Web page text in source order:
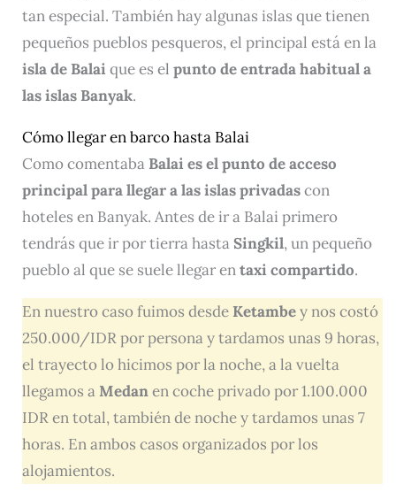
tan especial. También hay algunas islas que tienen
pequeños pueblos pesqueros, el principal está en la
isla de Balai que es el punto de entrada habitual a
las islas Banyak.
Cómo llegar en barco hasta Balai
Como comentaba Balai es el punto de acceso
principal para llegar a las islas privadascon
hoteles en Banyak. Antes de ir a Balai primero
tendrás que ir por tierra hastaSingkil, un pequeño
pueblo al que se suele llegar entaxi compartido.
En nuestro caso fuimos desde Ketambey nos costó
250.000/IDR por persona y tardamos unas 9 horas,
el trayecto lo hicimos por la noche, a la vuelta
llegamos aMedanen coche privado por 1.100.000
IDR en total, también de noche y tardamos unas 7
horas. En ambos casos organizados por los
alojamientos.